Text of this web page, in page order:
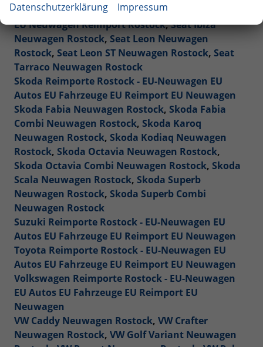
Seat Arona Combi Neuwagen Rostock
EU Neuwagen Reimport Rostock,Seat Ibiza
Neuwagen Rostock, Seat Leon Neuwagen
Rostock, Seat Leon ST Neuwagen Rostock, Seat
Tarraco Neuwagen Rostock
Skoda Reimporte Rostock - EU-Neuwagen EU
Autos EU Fahrzeuge EU Reimport EU Neuwagen
Skoda Fabia Neuwagen Rostock, Skoda Fabia
Combi Neuwagen Rostock, Skoda Karoq
Neuwagen Rostock, Skoda Kodiaq Neuwagen
Rostock, Skoda Octavia Neuwagen Rostock,
Skoda Octavia Combi Neuwagen Rostock, Skoda
Scala Neuwagen Rostock, Skoda Superb
Neuwagen Rostock, Skoda Superb Combi
Neuwagen Rostock
Suzuki Reimporte Rostock - EU-Neuwagen EU
Autos EU Fahrzeuge EU Reimport EU Neuwagen
Toyota Reimporte Rostock - EU-Neuwagen EU
Autos EU Fahrzeuge EU Reimport EU Neuwagen
Volkswagen Reimporte Rostock - EU-Neuwagen
EU Autos EU Fahrzeuge EU Reimport EU
Neuwagen
VW Caddy Neuwagen Rostock, VW Crafter
Neuwagen Rostock, VW Golf Variant Neuwagen
Datenschutzerklärung Impressum